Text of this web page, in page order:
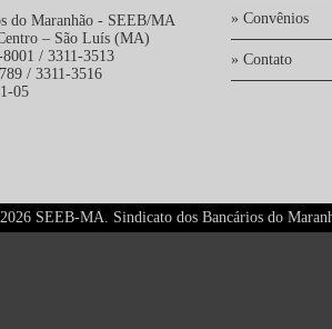
do Maranhão - SEEB/MA
– São Luís (MA)
/ 3311-3513
/ 3311-3516
05
» Convênios
» Contato
2026 SEEB-MA. Sindicato dos Bancários do